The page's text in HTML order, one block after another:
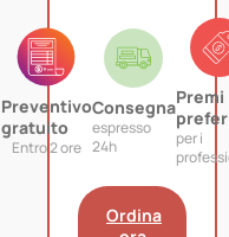
Preventivo
gratuito
Entro 2 ore
Consegna
espresso
24h
Premi
per i
Ordina